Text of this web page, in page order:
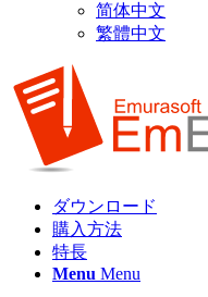
简体中文
繁體中文
ダウンロード
購入方法
特長
Menu Menu